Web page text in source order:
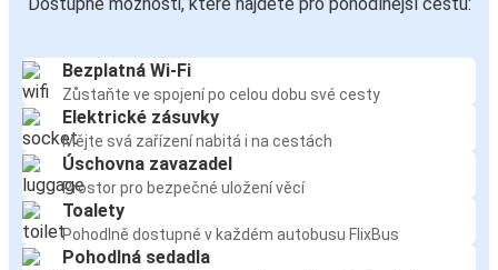
Bezplatná Wi-Fi
Zůstaňte ve spojení po celou dobu své cesty
Elektrické zásuvky
Mějte svá zařízení nabitá i na cestách
Úschovna zavazadel
Prostor pro bezpečné uložení věcí
Toalety
Pohodlně dostupné v každém autobusu FlixBus
Pohodlná sedadla